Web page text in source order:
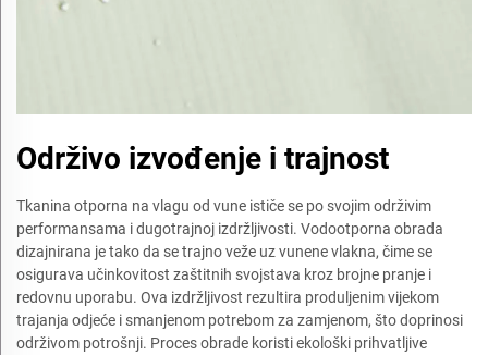
Održivo izvođenje i trajnost
Tkanina otporna na vlagu od vune ističe se po svojim održivim
performansama i dugotrajnoj izdržljivosti. Vodootporna obrada
dizajnirana je tako da se trajno veže uz vunene vlakna, čime se
osigurava učinkovitost zaštitnih svojstava kroz brojne pranje i
redovnu uporabu. Ova izdržljivost rezultira produljenim vijekom
trajanja odjeće i smanjenom potrebom za zamjenom, što doprinosi
održivom potrošnji. Proces obrade koristi ekološki prihvatljive